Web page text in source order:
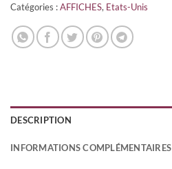
Catégories :AFFICHES, Etats-Unis
DESCRIPTION
INFORMATIONS COMPLÉMENTAIRES